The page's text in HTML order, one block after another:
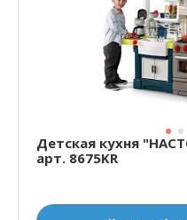
Детская кухня
арт. 8675KR